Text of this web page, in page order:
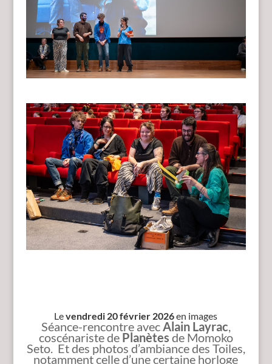
Levendredi 20 février 2026en images
Séance-rencontre avec Alain Layrac
coscénariste de Planètes de Momoko
Seto. Et des photos d’ambiance des Toiles,
notamment celle d’une certaine horloge